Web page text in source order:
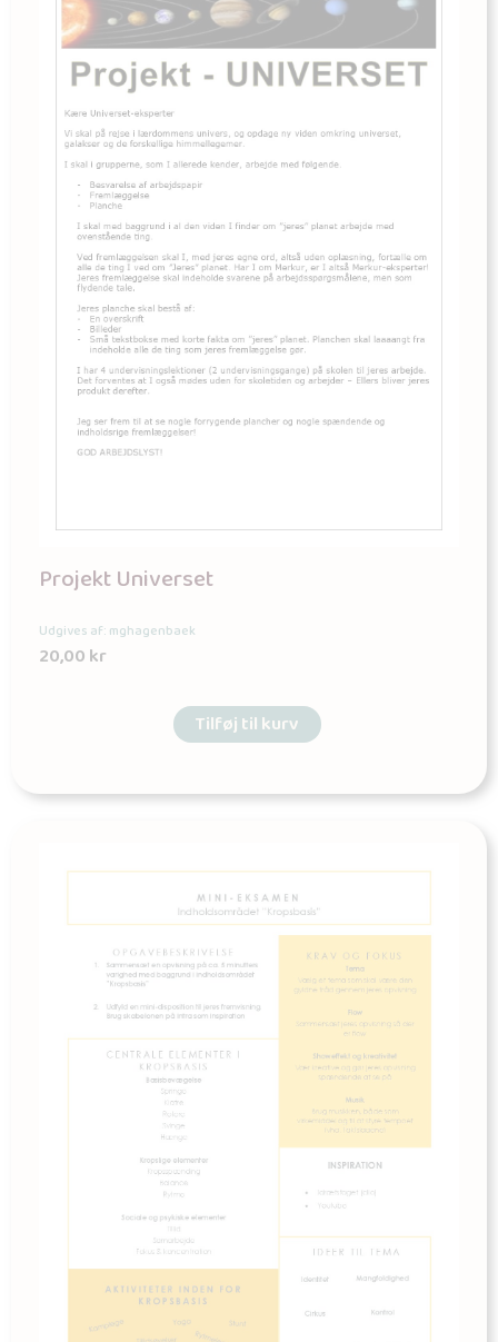
Projekt Universet
Udgives af: mghagenbaek
20,00kr
Tilføj til kurv